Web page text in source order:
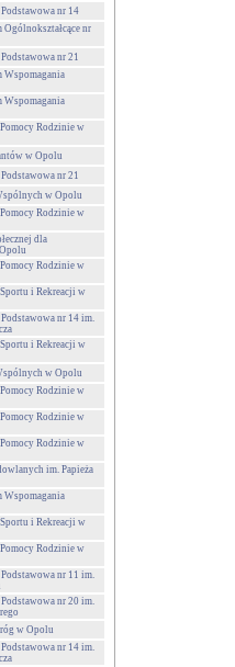
nr 14
nr
nr 21
Wspomagania
Wspomagania
Rodzinie w
w Opolu
nr 21
w Opolu
Rodzinie w
dla
Rodzinie w
i Rekreacji w
nr 14 im.
i Rekreacji w
w Opolu
Rodzinie w
Rodzinie w
Rodzinie w
im. Papieża
Wspomagania
i Rekreacji w
Rodzinie w
nr 11 im.
nr 20 im.
w Opolu
nr 14 im.